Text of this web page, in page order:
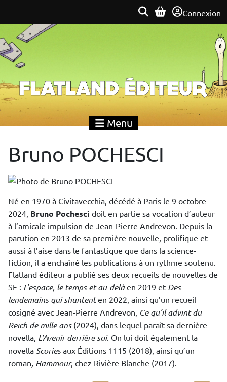
Connexion
Flatland Éditeur
Menu
Bruno POCHESCI
Né en 1970 à Civitavecchia, décédé à Paris le 9 octobre
2024, Bruno Pochesci doit en partie sa vocation d’auteur
à l’amicale impulsion de Jean-Pierre Andrevon. Depuis la
parution en 2013 de sa première nouvelle, prolifique et
aussi à l’aise dans le fantastique que dans la science-
fiction, il a enchaîné les publications à un rythme soutenu.
Flatland éditeur a publié ses deux recueils de nouvelles de
SF : L’espace, le temps et au-delàen 2019 et Des
lendemains qui shuntenten 2022, ainsi qu’un recueil
cosigné avec Jean-Pierre Andrevon, Ce qu’il advint du
Reich de mille ans(2024), dans lequel paraît sa dernière
novella, L'Avenir derrière soi. On lui doit également la
novella Scoriesaux Éditions 1115 (2018), ainsi qu’un
roman, Hammour, chez Rivière Blanche (2017).